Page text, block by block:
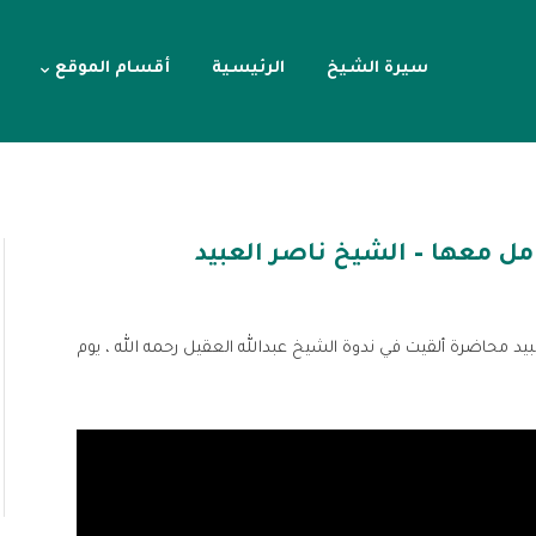
سيرة الشيخ الرئيسية أقسام الموقع
معها – الشيخ ناصر العبيد
ألقيت في ندوة الشيخ عبدالله العقيل رحمه الله ، يوم